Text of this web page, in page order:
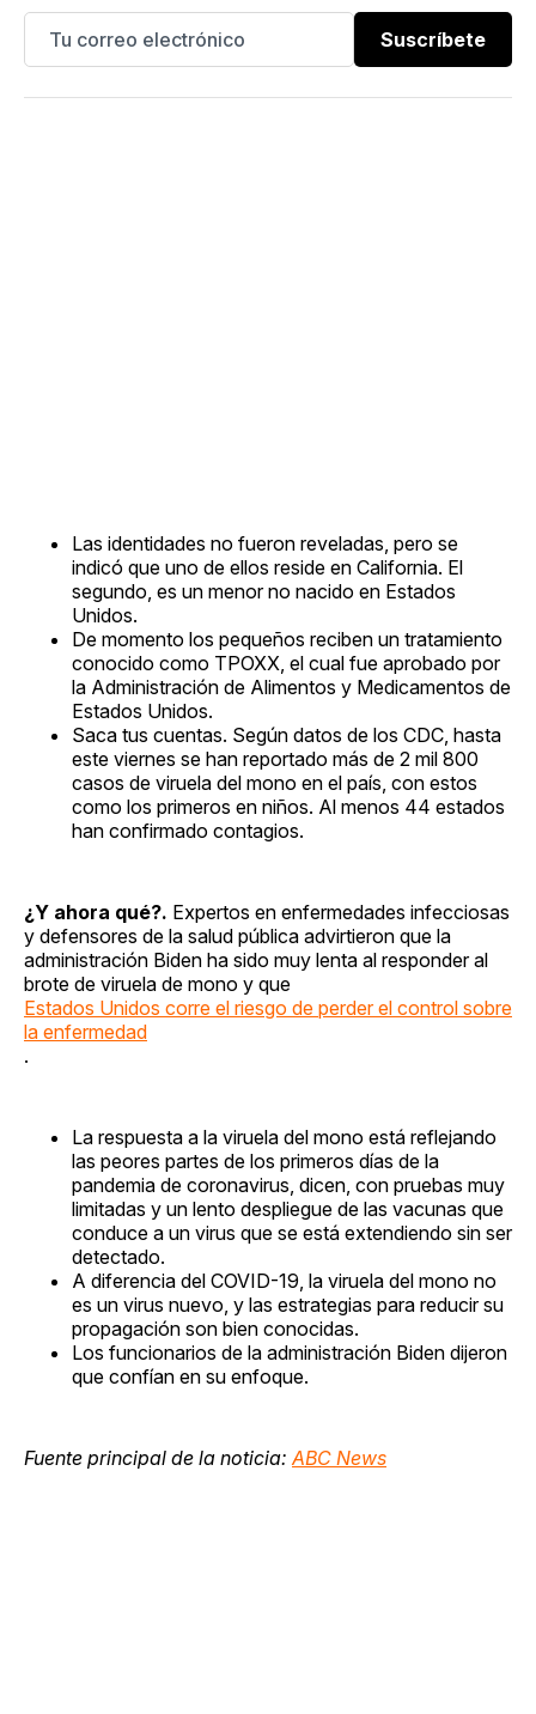
Suscríbete
Las identidades no fueron reveladas, pero se
indicó que uno de ellos reside en California. El
segundo, es un menor no nacido en Estados
Unidos.
De momento los pequeños reciben un tratamiento
conocido como TPOXX, el cual fue aprobado por
la Administración de Alimentos y Medicamentos de
Estados Unidos.
Saca tus cuentas. Según datos de los CDC, hasta
este viernes se han reportado más de 2 mil 800
casos de viruela del mono en el país, con estos
como los primeros en niños. Al menos 44 estados
han confirmado contagios.
¿Y ahora qué?. Expertos en enfermedades infecciosas
y defensores de la salud pública advirtieron que la
administración Biden ha sido muy lenta al responder al
brote de viruela de mono y que
Estados Unidos corre el riesgo de perder el control sobre
la enfermedad
.
La respuesta a la viruela del mono está reflejando
las peores partes de los primeros días de la
pandemia de coronavirus, dicen, con pruebas muy
limitadas y un lento despliegue de las vacunas que
conduce a un virus que se está extendiendo sin ser
detectado.
A diferencia del COVID-19, la viruela del mono no
es un virus nuevo, y las estrategias para reducir su
propagación son bien conocidas.
Los funcionarios de la administración Biden dijeron
que confían en su enfoque.
Fuente principal de la noticia: ABC News